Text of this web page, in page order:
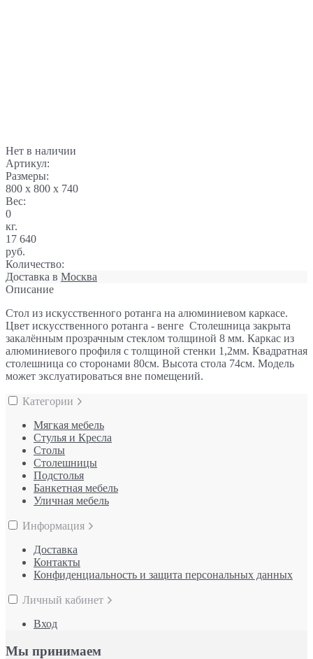
Нет в наличии
Артикул:
Размеры:
800 x 800 x 740
Вес:
0
кг.
17 640
руб.
Количество:
Доставка в Москва
Описание
Стол из искусственного ротанга на алюминиевом каркасе.
Цвет искусственного ротанга - венге Столешница закрыта
закалённым прозрачным стеклом толщиной 8 мм. Каркас из
алюминиевого профиля с толщиной стенки 1,2мм. Квадратная
столешница со сторонами 80см. Высота стола 74см. Модель
может экслуатироваться вне помещений.
Категории
Мягкая мебель
Стулья и Кресла
Столы
Столешницы
Подстолья
Банкетная мебель
Уличная мебель
Информация
Доставка
Контакты
Конфиденциальность и защита персональных данных
Личный кабинет
Вход
Мы принимаем